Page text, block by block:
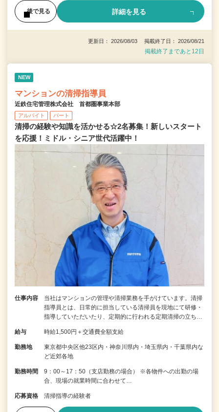
後で見る 詳細を見る
更新日： 2026/08/03 掲載終了日： 2026/08/21
掲載終了まであと12日
NEW
マンションの清掃指導員
近鉄住宅管理株式会社 首都圏事業本部
アルバイト パート
清掃の経験や知識を活かせる☆2名募集！新しいスタート
を応援！ミドル・シニア世代活躍中！
仕事内容
当社はマンションの管理や清掃業務を手がけています。清掃
指導員とは、日常的に担当している清掃員を現地にて研修・
指導していただいたり、定期的に行われる定期清掃の立ち…
給与 時給1,500円＋交通費全額支給
勤務地
東京都中央区他23区内・神奈川県内・埼玉県内・千葉県内な
ど近郊各地
勤務時間
9：00～17：50（支店勤務の場合） ※各物件への出勤の場
合、現場の就業時間に合わせて…
応募資格 清掃指導の経験者